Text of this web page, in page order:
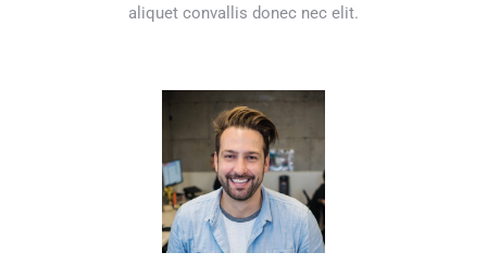
aliquet convallis donec nec elit.